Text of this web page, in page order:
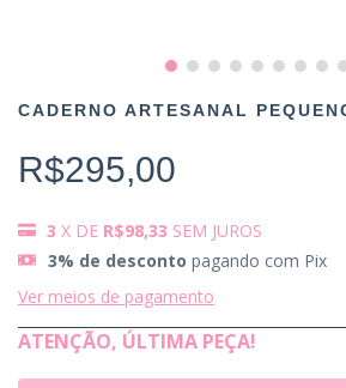
CADERNO ARTESANAL
R$295,00
3 X DE R$98,33 SEM JUROS
3% de desconto pagando com Pix
Ver meios de pagamento
ATENÇÃO, ÚLTIMA PEÇA!